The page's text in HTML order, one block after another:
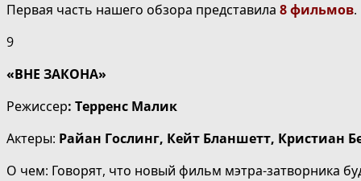
Первая часть нашего обзора представила 8 фильмов.
9
«ВНЕ ЗАКОНА»
Режиссер: Терренс Малик
Актеры: Райан Гослинг, Кейт Бланшетт, Кристиан
О чем: Говорят, что новый фильм мэтра-затворника